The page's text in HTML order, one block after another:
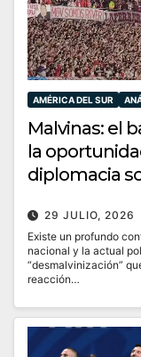
AMÉRICA DEL SUR
Malvinas: el
la
diplomacia
29 JULIO, 2026
Existe un profundo
nacional y la actual
“desmalvinización”
reacción…